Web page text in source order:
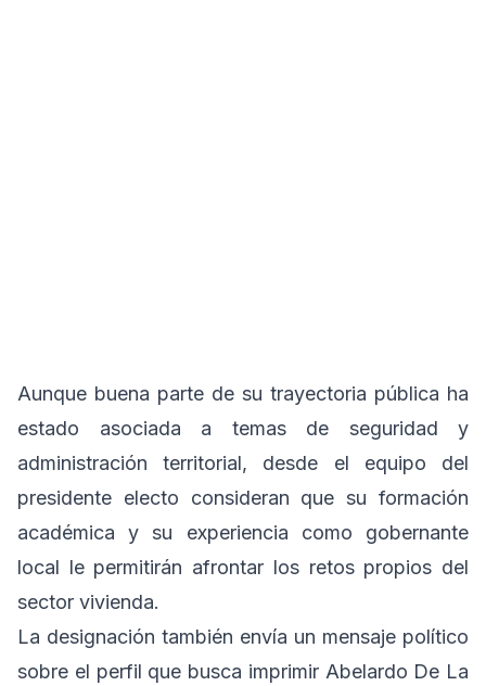
Aunque buena parte de su trayectoria pública ha
estado asociada a temas de seguridad y
administración territorial, desde el equipo del
presidente electo consideran que su formación
académica y su experiencia como gobernante
local le permitirán afrontar los retos propios del
sector vivienda.
La designación también envía un mensaje político
sobre el perfil que busca imprimir Abelardo De La